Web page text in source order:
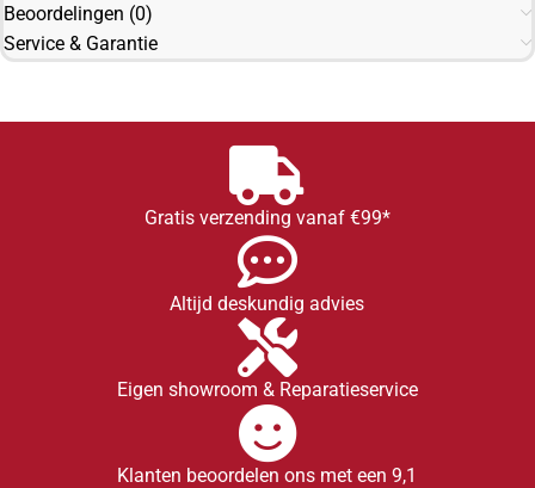
Beoordelingen (0)
Service & Garantie
Gratis verzending vanaf €99*
Altijd deskundig advies
Eigen showroom & Reparatieservice
Klanten beoordelen ons met een 9,1